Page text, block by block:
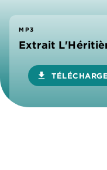
MP3
Extrait
download